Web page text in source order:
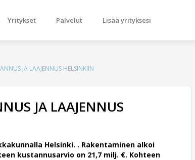
Yritykset Palvelut Lisää yrityksesi
JA LAAJENNUS HELSINKIIN
JA LAAJENNUS
Helsinki. . Rakentaminen alkoi
kustannusarvio on 21,7 milj. €. Kohteen